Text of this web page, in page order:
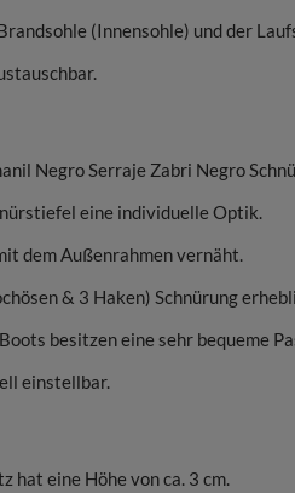
(Innensohle) und der
Negro Serraje Zabri Negro
eine individuelle Optik.
dem Außenrahmen vernäht.
& 3 Haken) Schnürung
besitzen eine sehr bequeme
einstellbar.
hat eine Höhe von ca. 3 cm.